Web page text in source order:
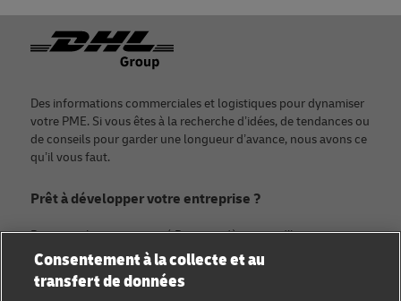
Footer
Des informations commerciales et logistiques pour dynamiser
votre PME. Si vous êtes à la recherche d’idées, de tendances ou
de conseils pour garder une longueur d’avance, nous avons ce
qu’il vous faut.
Prêt à développer votre entreprise ?
Rejoignez la communauté Discover dès aujourd’hui.
Catégories
Consentement à la collecte et au
transfert de données